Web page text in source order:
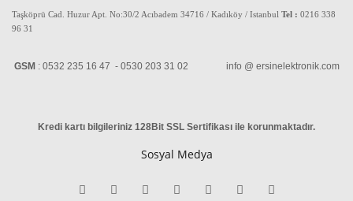
Taşköprü Cad. Huzur Apt. No:30/2 Acıbadem 34716 / Kadıköy / Istanbul Tel : 0216 338
96 31
GSM : 0532 235 16 47 - 0530 203 31 02 info @ ersinelektronik.com
Kredi kartı bilgileriniz 128Bit SSL Sertifikası ile korunmaktadır.
Sosyal Medya